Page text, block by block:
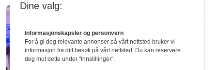
Dine valg:
Informasjonskapsler og personvern
For å gi deg relevante annonser på vårt nettsted bruker vi
informasjon fra ditt besøk på vårt nettsted. Du kan reservere
deg mot dette under "Innstillinger".